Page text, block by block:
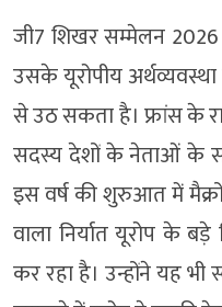
जी7 शिखर सम्मेलन
उसके यूरोपीय अर्थव्यवस्था
से उठ सकता है। फ्रांस के
सदस्य देशों के नेताओं के
इस वर्ष की शुरुआत में
वाला निर्यात यूरोप के
कर रहा है। उन्होंने यह